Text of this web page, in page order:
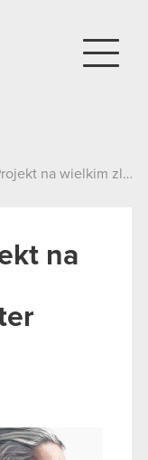
zlocie ciężarówek Master Truck!
na